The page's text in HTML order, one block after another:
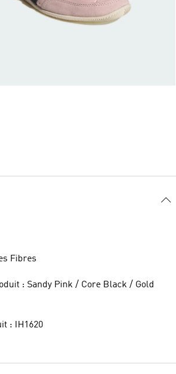
Fibres
: Sandy Pink / Core Black / Gold
: IH1620